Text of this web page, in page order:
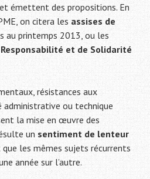
et émettent des propositions. En
on citera les assises de
au printemps 2013, ou les
et de Solidarité
résistances aux
ou technique
la mise en œuvre des
un sentiment de lenteur
les mêmes sujets récurrents
année sur l’autre.